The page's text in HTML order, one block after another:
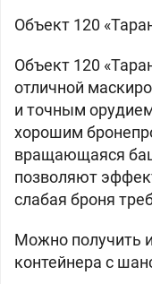
Объект 120
Объект 120
отличной
и точным
хорошим
вращающаяся
позволяют
слабая броня
Можно получить
контейнера с